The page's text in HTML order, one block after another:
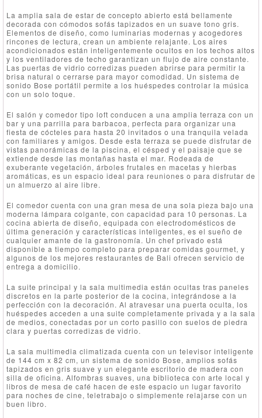
La amplia sala de estar de concepto abierto está bellamente
decorada con cómodos sofás tapizados en un suave tono gris.
Elementos de diseño, como luminarias modernas y acogedores
rincones de lectura, crean un ambiente relajante. Los aires
acondicionados están inteligentemente ocultos en los techos altos
y los ventiladores de techo garantizan un flujo de aire constante.
Las puertas de vidrio corredizas pueden abrirse para permitir la
brisa natural o cerrarse para mayor comodidad. Un sistema de
sonido Bose portátil permite a los huéspedes controlar la música
con un solo toque.
El salón y comedor tipo loft conducen a una amplia terraza con un
bar y una parrilla para barbacoa, perfecta para organizar una
fiesta de cócteles para hasta 20 invitados o una tranquila velada
con familiares y amigos. Desde esta terraza se puede disfrutar de
vistas panorámicas de la piscina, el césped y el paisaje que se
extiende desde las montañas hasta el mar. Rodeada de
exuberante vegetación, árboles frutales en macetas y hierbas
aromáticas, es un espacio ideal para reuniones o para disfrutar de
un almuerzo al aire libre.
El comedor cuenta con una gran mesa de una sola pieza bajo una
moderna lámpara colgante, con capacidad para 10 personas. La
cocina abierta de diseño, equipada con electrodomésticos de
última generación y características inteligentes, es el sueño de
cualquier amante de la gastronomía. Un chef privado está
disponible a tiempo completo para preparar comidas gourmet, y
algunos de los mejores restaurantes de Bali ofrecen servicio de
entrega a domicilio.
La suite principal y la sala multimedia están ocultas tras paneles
discretos en la parte posterior de la cocina, integrándose a la
perfección con la decoración. Al atravesar una puerta oculta, los
huéspedes acceden a una suite completamente privada y a la sala
de medios, conectadas por un corto pasillo con suelos de piedra
clara y puertas corredizas de vidrio.
La sala multimedia climatizada cuenta con un televisor inteligente
de 144 cm x 82 cm, un sistema de sonido Bose, amplios sofás
tapizados en gris suave y un elegante escritorio de madera con
silla de oficina. Alfombras suaves, una biblioteca con arte local y
libros de mesa de café hacen de este espacio un lugar favorito
para noches de cine, teletrabajo o simplemente relajarse con un
buen libro.